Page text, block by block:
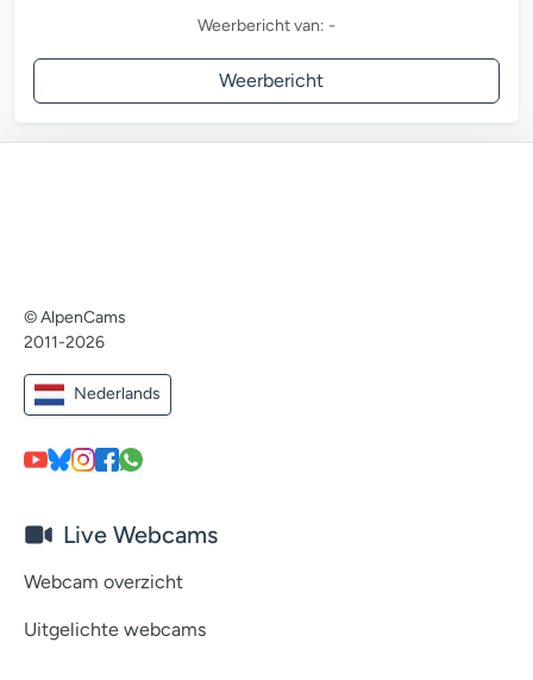
Weerbericht van: -
Weerbericht
© AlpenCams
2011-2026
Nederlands
Live Webcams
Webcam overzicht
Uitgelichte webcams